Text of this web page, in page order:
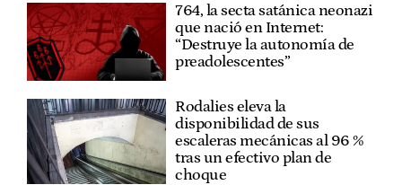
764, la secta satánica neonazi
que nació en Internet:
“Destruye la autonomía de
preadolescentes”
Rodalies eleva la
disponibilidad de sus
escaleras mecánicas al 96 %
tras un efectivo plan de
choque